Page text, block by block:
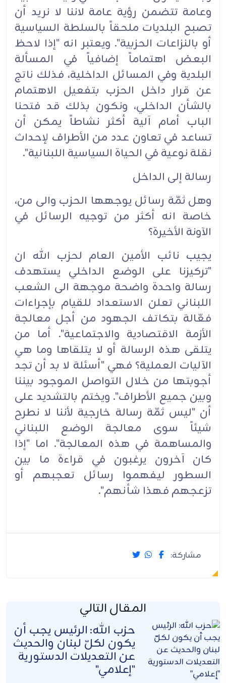
وعامة تتضمن رؤية عامة لاننا لا نريد أن
تصبح البلديات ملحقاً بالسلطة السياسية
أو بالنزاعات الحزبية". ويعتبر انه "إذا لاحظ
البعض اهتماماً إضافياً في المسألة
البلدية وفي المسائل الداخلية، فذلك ناتج
عن قرار داخل الحزب بتفعيل الاهتمام
بالشأن الداخلي، ونكون بذلك قد فتحنا
الباب أمام آلية أكثر نشاطاً يمكن أن
تساعد في تعاون عدد من الأطراف لإحداث
نقلة نوعية في الحياة السياسية اللبنانية".‏
رسالة إلى الداخل‏
وهل ثمّة رسائل يوجهها الحزب والى من،
خاصة انه أكثر من توجيه الرسائل في
الآونة الأخيرة؟‏
يجيب نائب الأمين العام لحزب الله ان
"تركيزنا على الوضع الداخلي يستهدف
رسالة واحدة واضحة موجهة الى الشعب
اللبناني تعلن الاستعداد للقيام بإجراءات
فعّالة بتكاتف الجهود من أجل معالجة
الأزمة الاقتصادية والاجتماعية". أما من
يتلقى هذه الرسالة أو لا يتلقاها وما هي
الآليات العملية؟ فهي "أسئلة لا بد أن تجد
أجوبتها من خلال التواصل الموجود بيننا
وبين جميع الأطراف". ويختم بالتشديد على
أن "ليس ثمّة رسالة خارجية لأننا لا نطرح
شيئاً سوى معالجة الوضع اللبناني
والمساهمة في هذه المعالجة". اما "إذا
كان آخرون يرغبون في قراءة ما بين
السطور ليفهموا رسائل تعجبهم أو
تزعجهم فهذا شأنهم".‏
مشاركة:
المقال التالي
حزب الله: الرئيس يجب أن
يكون لكلّ لبنان والحديث
عن التعديلات الدستورية
"إعلامي"